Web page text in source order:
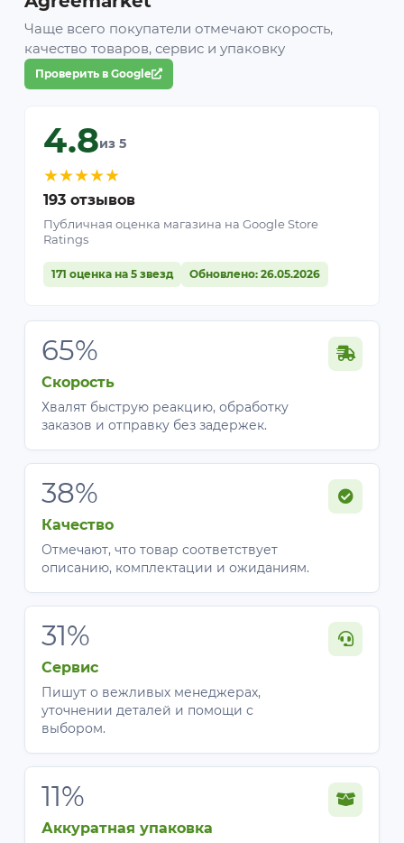
Чаще всего покупатели отмечают скорость,
качество товаров, сервис и упаковку
Проверить в Google
4.8из 5
★★★★★
193 отзывов
Публичная оценка магазина на Google Store
Ratings
171 оценка на 5 звезд Обновлено: 26.05.2026
65%
Скорость
Хвалят быструю реакцию, обработку
заказов и отправку без задержек.
38%
Качество
Отмечают, что товар соответствует
описанию, комплектации и ожиданиям.
31%
Сервис
Пишут о вежливых менеджерах,
уточнении деталей и помощи с
выбором.
11%
Аккуратная упаковка